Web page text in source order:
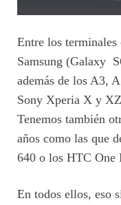
Entre los terminales
Samsung (Galaxy
además de los A3,
Sony Xperia X y
Tenemos también
años como las que
640 o los HTC One
En todos ellos, eso